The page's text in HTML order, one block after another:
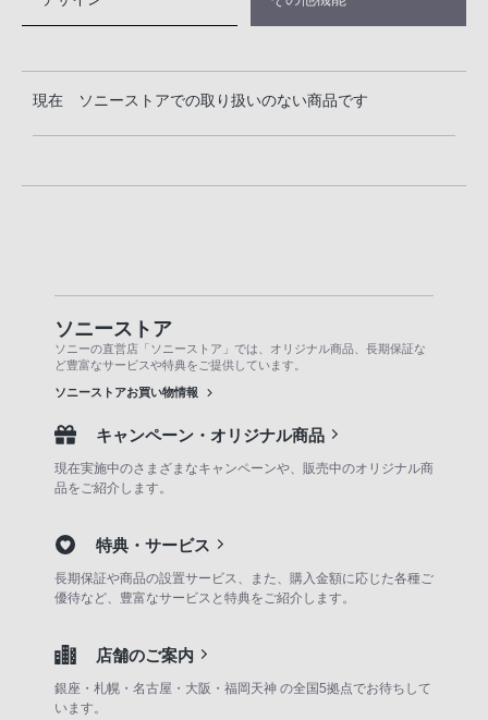
現在 ソニーストアでの取り扱いのない商品です
ソニーストア
ソニーの直営店「ソニーストア」では、オリジナル商品、長期保証な
ど豊富なサービスや特典をご提供しています。
ソニーストアお買い物情報
キャンペーン・オリジナル商品
現在実施中のさまざまなキャンペーンや、販売中のオリジナル商
品をご紹介します。
特典・サービス
長期保証や商品の設置サービス、また、購入金額に応じた各種ご
優待など、豊富なサービスと特典をご紹介します。
店舗のご案内
銀座・札幌・名古屋・大阪・福岡天神 の全国5拠点でお待ちして
います。